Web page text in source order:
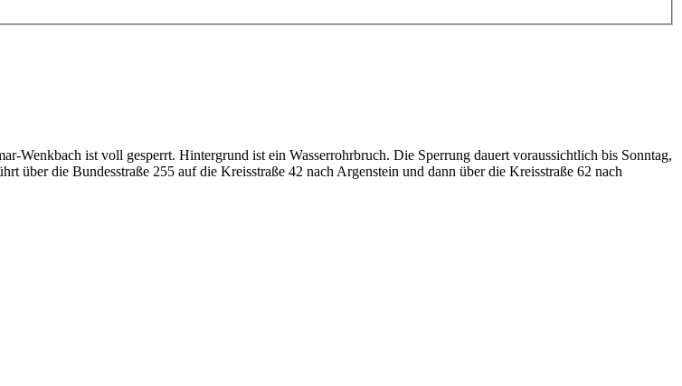
Wenkbach ist voll gesperrt. Hintergrund ist ein Wasserrohrbruch. Die Sperrung dauert voraussichtlich bis Sonntag,
die Bundesstraße 255 auf die Kreisstraße 42 nach Argenstein und dann über die Kreisstraße 62 nach